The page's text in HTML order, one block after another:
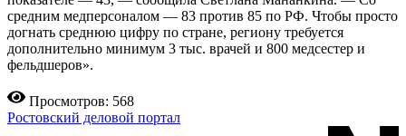
средним медперсоналом — 83 против 85 по РФ. Чтобы просто
догнать среднюю цифру по стране, региону требуется
дополнительно минимум 3 тыс. врачей и 800 медсестер и
фельдшеров».
Просмотров: 568
Ростовский деловой портал